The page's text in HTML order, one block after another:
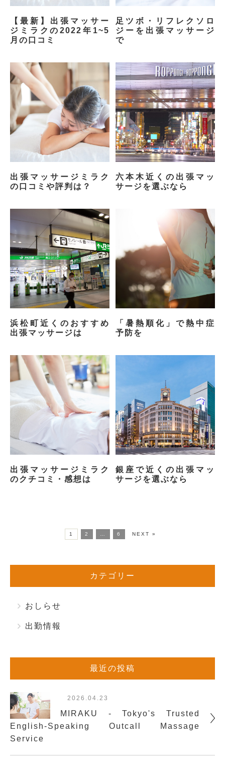
【最新】出張マッサー
ジミラクの2022年1~5
月の口コミ
足ツボ・リフレクソロ
ジーを出張マッサージ
で
出張マッサージミラク
の口コミや評判は？
六本木近くの出張マッ
サージを選ぶなら
浜松町近くのおすすめ
出張マッサージは
「暑熱順化」で熱中症
予防を
出張マッサージミラク
のクチコミ・感想は
銀座で近くの出張マッ
サージを選ぶなら
1 2 6 NEXT »
カテゴリー
おしらせ
出勤情報
最近の投稿
2026.04.23
MIRAKU - Tokyo's Trusted
English-Speaking Outcall Massage
Service